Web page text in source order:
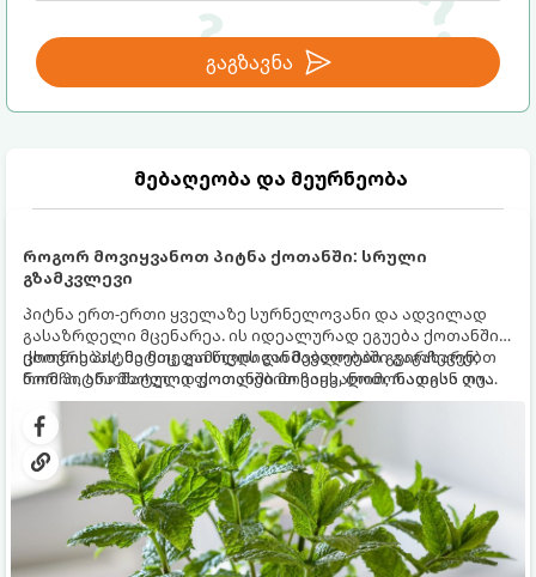
გაგზავნა
მებაღეობა და მეურნეობა
როგორ მოვიყვანოთ პიტნა ქოთანში: სრული
გზამკვლევი
პიტნა ერთ-ერთი ყველაზე სურნელოვანი და ადვილად
გასაზრდელი მცენარეა. ის იდეალურად ეგუება ქოთანში
ცხოვრებას, მეტიც, გამოცდილი მებაღეები გვირჩევენ,
რომ პიტნა მხოლოდ ქოთანში მოვიყვანოთ, რადგან ღია
გრუნტში (ბაღში) დარგვისას ის ფესვებით ძალიან
სწრაფად ვრცელდება და სხვა მცენარეებს ავიწროებს.
ქოთნის პიტნა მთელი წლის განმავლობაში გაგახარებთ
ნორჩი, არომატული ფოთლებით ჩაის, ლიმონათისა თუ
კერძებისთვის.